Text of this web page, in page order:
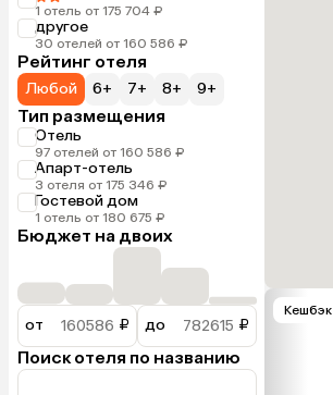
1 отель от 175 704 ₽
другое
30 отелей от 160 586 ₽
Рейтинг отеля
Любой 6+ 7+ 8+ 9+
Тип размещения
Отель
97 отелей от 160 586 ₽
Апарт-отель
3 отеля от 175 346 ₽
Гостевой дом
1 отель от 180 675 ₽
Бюджет на двоих
от ₽ до ₽
Поиск отеля по названию
Кешбэк